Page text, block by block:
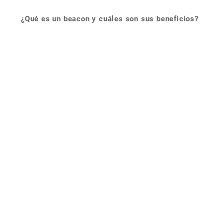
Navegación
¿Qué es un beacon y cuáles son sus beneficios?